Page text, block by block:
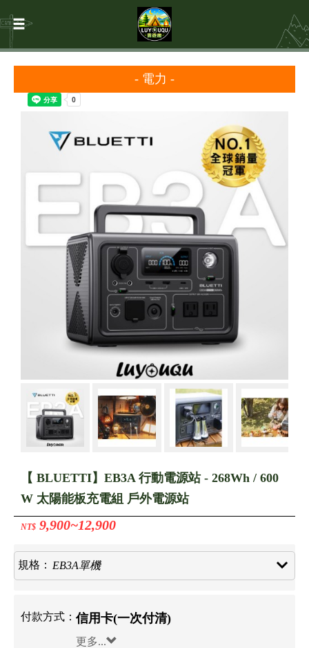
- 電力 -
【 BLUETTI】EB3A 行動電源站 - 268Wh / 600
W 太陽能板充電組 戶外電源站
NT$ 9,900~12,900
規格： EB3A單機
付款方式： 信用卡(一次付清)
更多...